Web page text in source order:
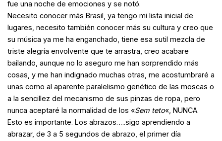
fue una noche de emociones y se notó.
Necesito conocer más Brasil, ya tengo mi lista inicial de
lugares, necesito también conocer más su cultura y creo que
su música ya me ha enganchado, tiene esa sutil mezcla de
triste alegría envolvente que te arrastra, creo acabare
bailando, aunque no lo aseguro me han sorprendido más
cosas, y me han indignado muchas otras, me acostumbraré a
unas como al aparente paralelismo genético de las moscas o
a la sencillez del mecanismo de sus pinzas de ropa, pero
nunca aceptaré la normalidad de los «Sem teto«, NUNCA.
Esto es importante. Los abrazos…..sigo aprendiendo a
abrazar, de 3 a 5 segundos de abrazo, el primer día